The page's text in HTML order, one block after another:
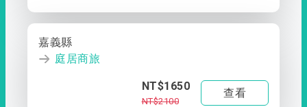
嘉義縣
庭居商旅
NT$1650
NT$2100
查看